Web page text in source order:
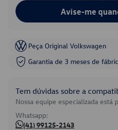
Avise-me
Peça Original Volkswagen
Garantia de 3 meses de
Tem dúvidas sobre a
Nossa equipe especializada está
Whatsapp:
(41) 99125-2143